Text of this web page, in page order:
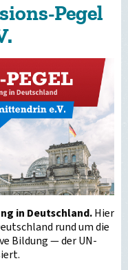
Pegel
in Deutschland.Hier
rund um die
Bildung — der UN-